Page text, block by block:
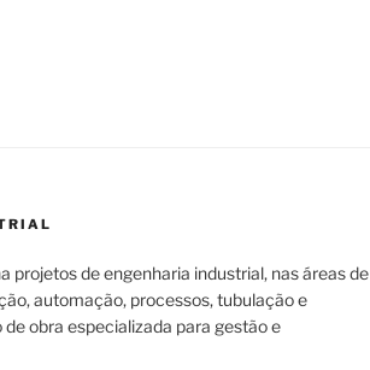
projetos de engenharia industrial, nas áreas de
automação, processos, tubulação e
obra especializada para gestão e